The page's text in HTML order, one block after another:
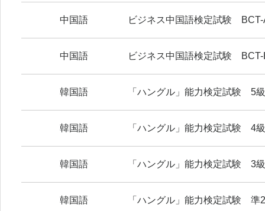
中国語 ビジネス中国語検定試験 BCT-
中国語 ビジネス中国語検定試験 BCT-
韓国語 「ハングル」能力検定試験 5級
韓国語 「ハングル」能力検定試験 4級
韓国語 「ハングル」能力検定試験 3級
韓国語 「ハングル」能力検定試験 準